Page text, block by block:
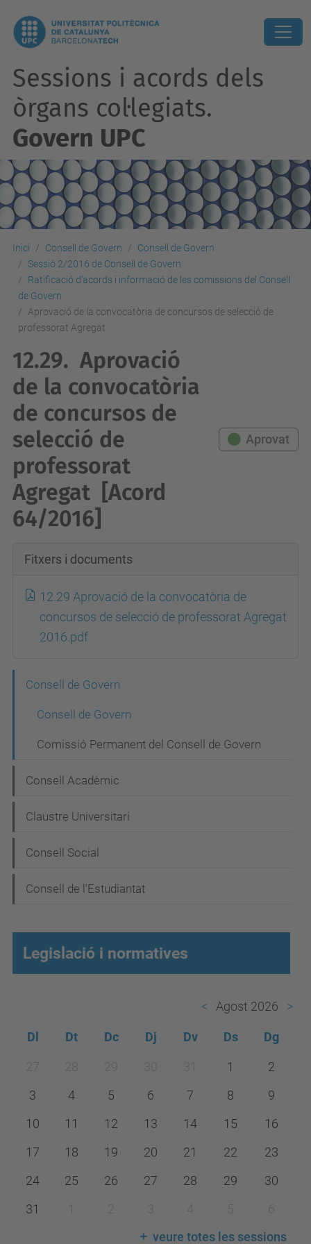
Sessions i acords dels
òrgans col·legiats.
Govern UPC
Inici Consell de Govern
Consell de Govern
Sessió 2/2016 de Consell de Govern
Ratificació d’acords i informació de les comissions del Consell
de Govern
Aprovació de la convocatòria de concursos de selecció de
professorat Agregat
12.29. Aprovació
de la convocatòria
de concursos de
selecció de
professorat
Agregat [Acord
64/2016]
Aprovat
Fitxers i documents
12.29 Aprovació de la convocatòria de
concursos de selecció de professorat Agregat
2016.pdf
e
a
c
ó
Consell de Govern
Consell de Govern
Comissió Permanent del Consell de Govern
Consell Acadèmic
Claustre Universitari
Consell Social
Consell de l'Estudiantat
Legislació i normatives
Agost 2026
Dl Dt Dc Dj Dv Ds Dg
27 28 29 30 31 1
2
3
4 5 6 7 8
9
10
11 12 13 14 15
16
17
18 19 20 21 22
23
24
25 26 27 28 29
30
31
1 2 3 4 5
6
veure totes les sessions